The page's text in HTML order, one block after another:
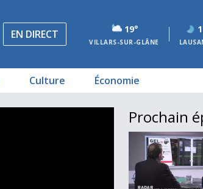
EN DIRECT 19°
VILLARS-SUR-GLÂNE
Culture Économie
Prochain
Journal du 20